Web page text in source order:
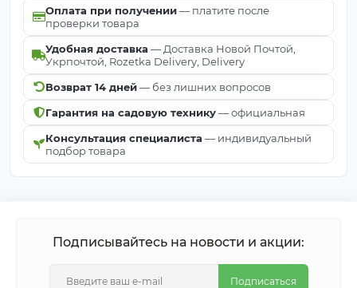
Оплата при получении— платите после
проверки товара
Удобная доставка — Доставка Новой Почтой,
Укрпочтой, Rozetka Delivery, Delivery
Возврат 14 дней— без лишних вопросов
Гарантия на садовую технику— официальная
Консультация специалиста — индивидуальный
подбор товара
Подписывайтесь на новости и акции:
Подписаться